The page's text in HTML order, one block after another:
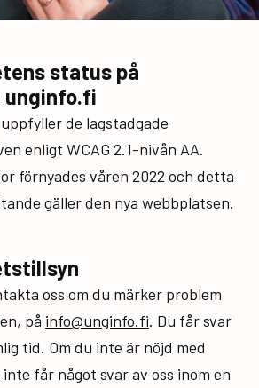
status på
unginfo.fi
de lagstadgade
enligt WCAG 2.1-nivån AA.
förnyades våren 2022 och detta
gäller den nya webbplatsen.
oss om du märker problem
på info@unginfo.fi. Du får svar
tid. Om du inte är nöjd med
får något svar av oss inom en